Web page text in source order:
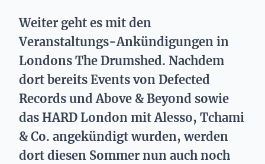
Weiter geht es mit den
Veranstaltungs-Ankündigungen in
Londons The Drumshed. Nachdem
dort bereits Events von Defected
Records und Above & Beyond sowie
das HARD London mit Alesso, Tchami
& Co. angekündigt wurden, werden
dort diesen Sommer nun auch noch